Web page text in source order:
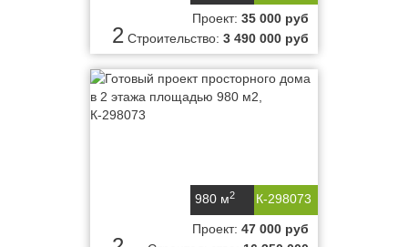
2
Проект: 35 000 руб
Строительство: 3 490 000 руб
К-298073
980 м2
Проект: 47 000 руб